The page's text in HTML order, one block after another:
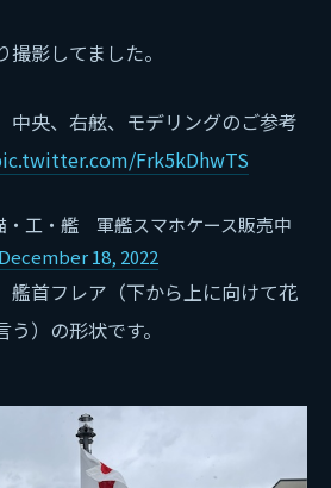
影してました。
中央、右舷、モデリングのご参考
Frk5kDhwTS
・工・艦 軍艦スマホケース販売中
December 18, 2022
艦首フレア（下から上に向けて花
）の形状です。